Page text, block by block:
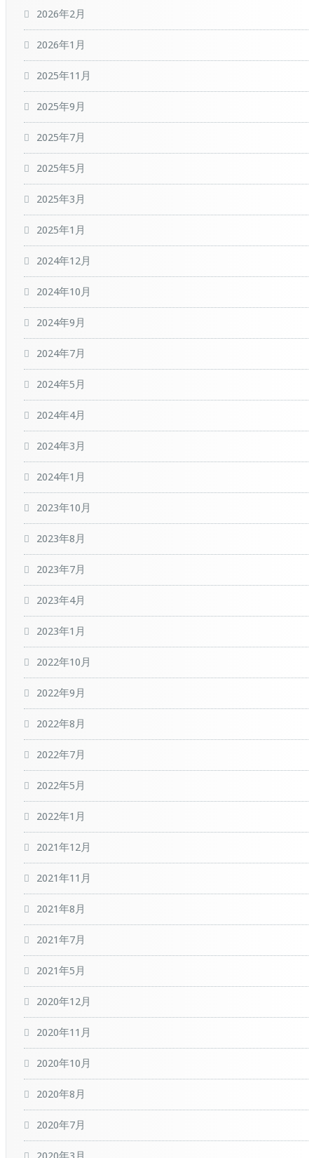
2026年2月
2026年1月
2025年11月
2025年9月
2025年7月
2025年5月
2025年3月
2025年1月
2024年12月
2024年10月
2024年9月
2024年7月
2024年5月
2024年4月
2024年3月
2024年1月
2023年10月
2023年8月
2023年7月
2023年4月
2023年1月
2022年10月
2022年9月
2022年8月
2022年7月
2022年5月
2022年1月
2021年12月
2021年11月
2021年8月
2021年7月
2021年5月
2020年12月
2020年11月
2020年10月
2020年8月
2020年7月